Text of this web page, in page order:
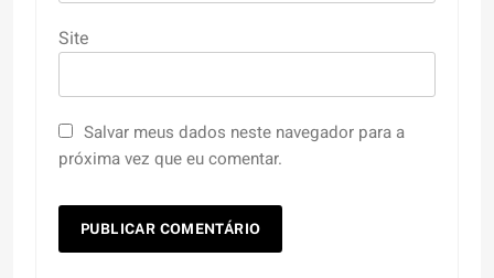
Site
Salvar meus dados neste navegador para a
próxima vez que eu comentar.